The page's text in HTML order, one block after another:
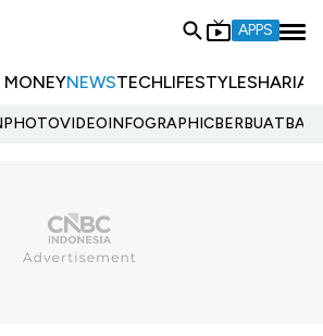
APPS
MONEYNEWSTECHLIFESTYLESHARIA
PHOTOVIDEOINFOGRAPHIC